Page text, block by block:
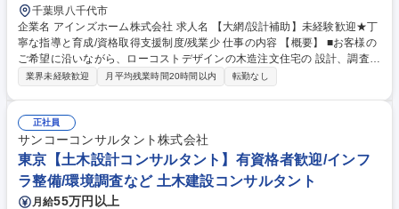
千葉県八千代市
企業名 アインズホーム株式会社 求人名 【大網/設計補助】未経験歓迎★丁
寧な指導と育成/資格取得支援制度/残業少 仕事の内容 【概要】 ■お客様の
ご希望に沿いながら、ローコストデザインの木造注文住宅の 設計、調査、
プラン提案、打合せをお任せします。 【詳細】 ■お客様のライフスタイル
業務を縦割りで行っておらず、設計士としての業務を一から学ぶことが可
能です。一からから十まで、真に顧客に向き合った提案を行う当社ならで
はの業務スタイルです。 [変更範囲:当社業務全般] 募集職種 【大網/設計補
助】未経験歓迎★丁寧な指導と育成/資格取得支援制度/残業少
業界未経験歓迎 月平均残業時間20時間以内 転勤なし
正社員
サンコーコンサルタント株式会社
東京【土木設計コンサルタント】有資格者歓迎/インフ
ラ整備/環境調査など 土木建設コンサルタント
月給55万円以上